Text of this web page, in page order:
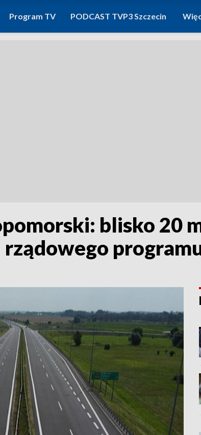
Program TV PODCAST TVP3 Szczecin
blisko 20